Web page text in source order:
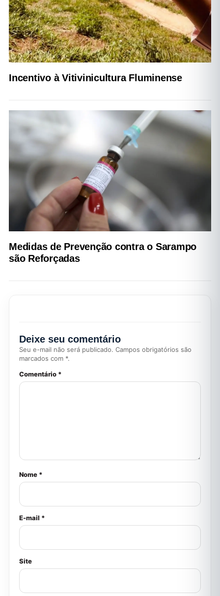
Incentivo à Vitivinicultura Fluminense
Medidas de Prevenção contra o Sarampo
são Reforçadas
Deixe seu comentário
Seu e-mail não será publicado. Campos obrigatórios são
marcados com *.
Comentário *
Nome *
E-mail *
Site